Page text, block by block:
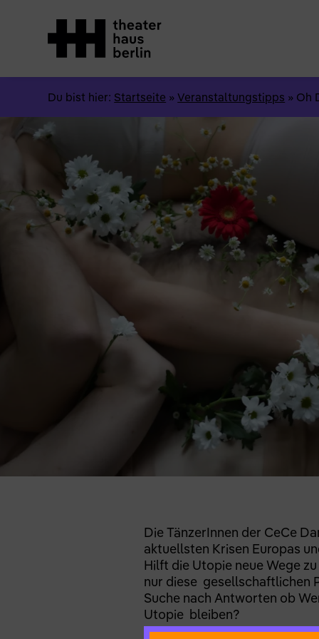
Du bist hier: Startseite »Veranstaltungstipps » Oh
Die TänzerInnen der CeCe
aktuellsten Krisen Europas
Hilft die Utopie neue Wege
nur diese gesellschaftlichen
Suche nach Antworten ob
Utopie bleiben?